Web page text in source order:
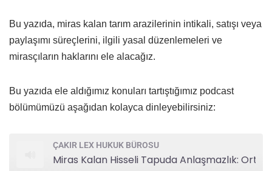
Bu yazıda, miras kalan tarım arazilerinin intikali, satışı veya
paylaşımı süreçlerini, ilgili yasal düzenlemeleri ve
mirasçıların haklarını ele alacağız.
Bu yazıda ele aldığımız konuları tartıştığımız podcast
bölümümüzü aşağıdan kolayca dinleyebilirsiniz:
ÇAKIR LEX HUKUK BÜROSU